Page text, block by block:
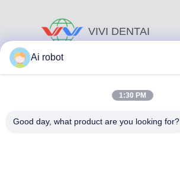
VIVI DENTAI
Ai robot
1:30 PM
Good day, what product are you looking for?